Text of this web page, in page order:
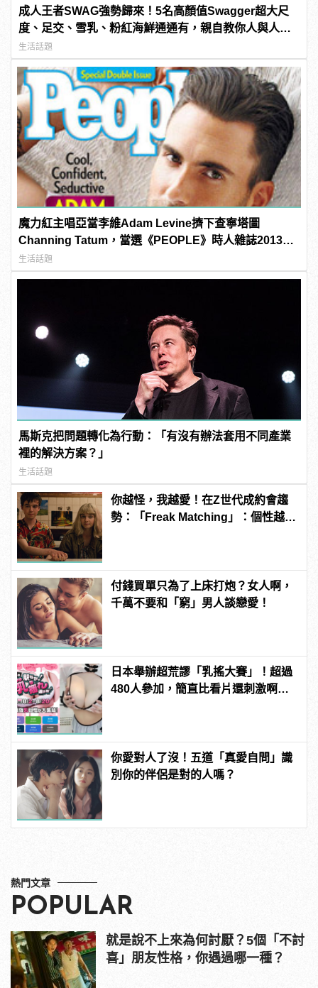
成人王者SWAG強勢歸來！5名高顏值Swagger超大尺
度、足交、雪乳、粉紅海鮮通通有，親自教你人與人的
連結！ | manfashion這樣變型男
生活話題
魔力紅主唱亞當李維Adam Levine擠下查寧塔圖
Channing Tatum，當選《PEOPLE》時人雜誌2013年
最性感男人！
生活話題
馬斯克把問題轉化為行動：「有沒有辦法套用不同產業
裡的解決方案？」
生活話題
你越怪，我越愛！在Z世代成約會趨
勢：「Freak Matching」：個性越獨
付錢買單只為了上床打炮？女人啊，
千萬不要和「窮」男人談戀愛！
日本舉辦超荒謬「乳搖大賽」！超過
480人參加，簡直比看片還刺激啊！ |
你愛對人了沒！五道「真愛自問」識
別你的伴侶是對的人嗎？
熱門文章
POPULAR
就是說不上來為何討厭？5個「不討
喜」朋友性格，你遇過哪一種？